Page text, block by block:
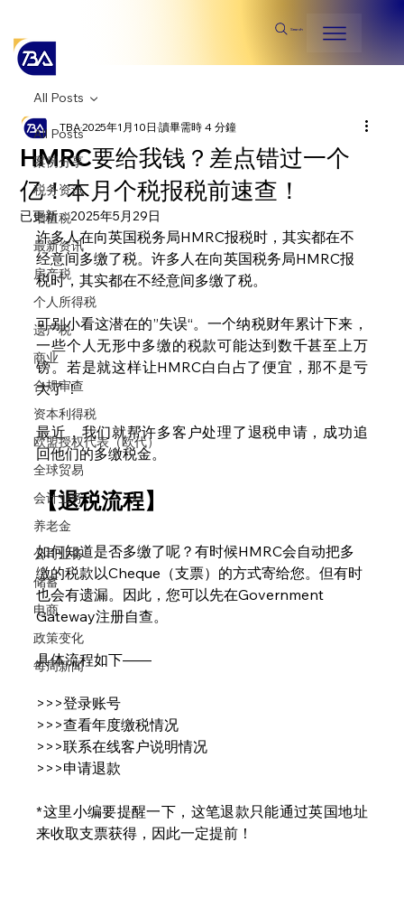
Search
All Posts
案例分享
税务资讯
增值税
最新资讯
房产税
个人所得税
遗产税
商业
合规审查
资本利得税
欧盟授权代表（欧代）
全球贸易
会计业务
养老金
公司业务
储蓄
电商
政策变化
每周新闻
All Posts
HMRC要给我钱？差点错过一个
亿！本月个税报税前速查！
TBA2025年1月10日讀畢需時 4 分鐘
已更新：2025年5月29日
许多人在向英国税务局HMRC报税时，其实都在不
经意间多缴了税。许多人在向英国税务局HMRC报
税时，其实都在不经意间多缴了税。
可别小看这潜在的”失误“。一个纳税财年累计下来，
一些个人无形中多缴的税款可能达到数千甚至上万
镑。若是就这样让HMRC白白占了便宜，那不是亏
大了！
最近，我们就帮许多客户处理了退税申请，成功追
回他们的多缴税金。
【退税流程】
如何知道是否多缴了呢？有时候HMRC会自动把多
缴的税款以Cheque（支票）的方式寄给您。但有时
也会有遗漏。因此，您可以先在Government
Gateway注册自查。
具体流程如下——
>>>登录账号
>>>查看年度缴税情况
>>>联系在线客户说明情况
>>>申请退款
*这里小编要提醒一下，这笔退款只能通过英国地址
来收取支票获得，因此一定提前！